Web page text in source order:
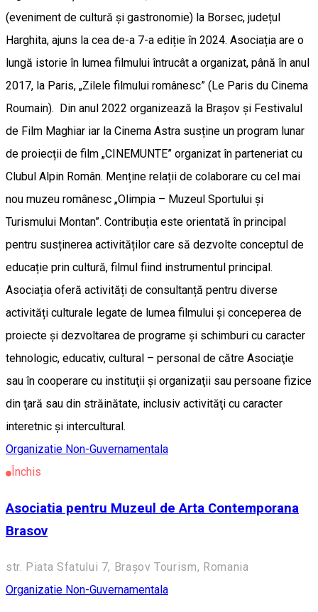
(eveniment de cultură și gastronomie) la Borsec, județul
Harghita, ajuns la cea de-a 7-a ediție în 2024. Asociația are o
lungă istorie în lumea filmului întrucât a organizat, până în anul
2017, la Paris, „Zilele filmului românesc” (Le Paris du Cinema
Roumain). Din anul 2022 organizează la Brașov și Festivalul
de Film Maghiar iar la Cinema Astra susține un program lunar
de proiecții de film „CINEMUNTE” organizat în parteneriat cu
Clubul Alpin Român. Menține relații de colaborare cu cel mai
nou muzeu românesc „Olimpia – Muzeul Sportului și
Turismului Montan”. Contribuția este orientată în principal
pentru susținerea activităților care să dezvolte conceptul de
educație prin cultură, filmul fiind instrumentul principal.
Asociația oferă activități de consultanță pentru diverse
activități culturale legate de lumea filmului și conceperea de
proiecte şi dezvoltarea de programe şi schimburi cu caracter
tehnologic, educativ, cultural – personal de către Asociaţie
sau în cooperare cu instituţii şi organizaţii sau persoane fizice
din ţară sau din străinătate, inclusiv activităţi cu caracter
interetnic şi intercultural.
Organizatie Non-Guvernamentala
Închis
Asociatia pentru Muzeul de Arta Contemporana
Brasov
str. Piata Sfatului 7, Brașov Tourism, Romania
Organizatie Non-Guvernamentala